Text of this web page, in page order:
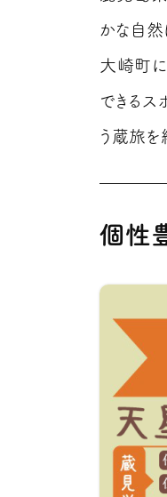
かな自然
大崎町
できるス
う蔵旅を
個性